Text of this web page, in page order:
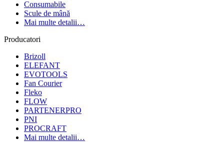
Consumabile
Scule de mână
Mai multe detalii…
Producatori
Brizoll
ELEFANT
EVOTOOLS
Fan Courier
Fleko
FLOW
PARTENERPRO
PNI
PROCRAFT
Mai multe detalii…